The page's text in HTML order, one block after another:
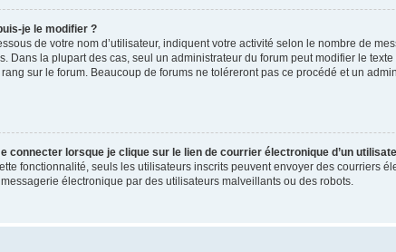
je le modifier ?
de votre nom d’utilisateur, indiquent votre activité selon le nombre de
Dans la plupart des cas, seul un administrateur du forum peut modifier le
sur le forum. Beaucoup de forums ne toléreront pas ce procédé et un
connecter lorsque je clique sur le lien de courrier électronique d’un
fonctionnalité, seuls les utilisateurs inscrits peuvent envoyer des courriers
électronique par des utilisateurs malveillants ou des robots.